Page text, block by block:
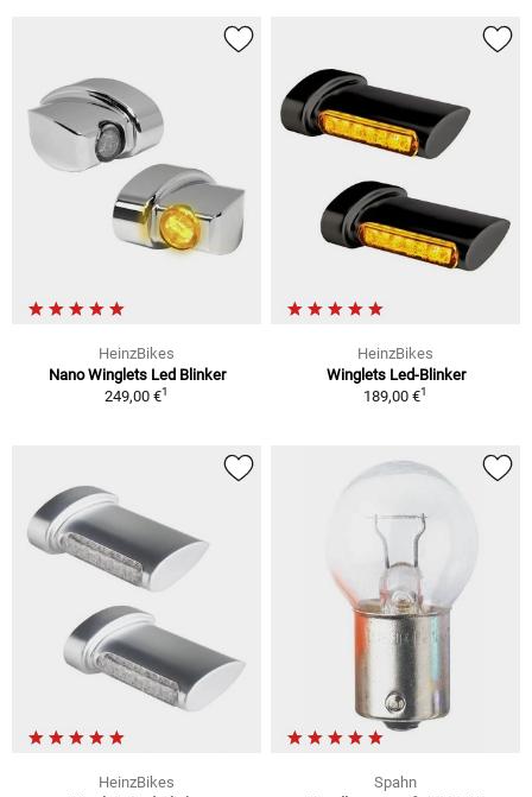
HeinzBikes
Nano Winglets Led Blinker
249,00 €1
HeinzBikes
Winglets Led-Blinker
189,00 €1
HeinzBikes
Spahn